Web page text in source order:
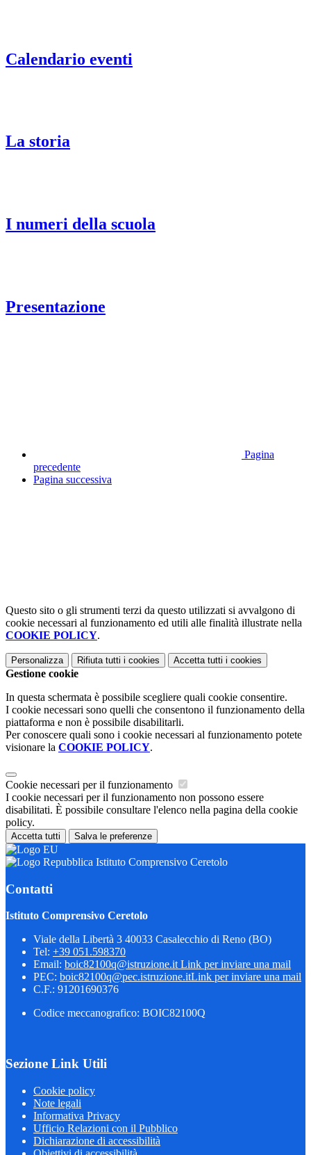
Calendario eventi
La storia
I numeri della scuola
Presentazione
Pagina
precedente
Pagina successiva
Questo sito o gli strumenti terzi da questo utilizzati si avvalgono di
cookie necessari al funzionamento ed utili alle finalità illustrate nella
COOKIE POLICY.
Personalizza Rifiuta tutti i cookies Accetta tutti i cookies
Gestione cookie
In questa schermata è possibile scegliere quali cookie consentire.
I cookie necessari sono quelli che consentono il funzionamento della
piattaforma e non è possibile disabilitarli.
Per conoscere quali sono i cookie necessari al funzionamento potete
visionare la COOKIE POLICY.
Cookie necessari per il funzionamento
I cookie necessari per il funzionamento non possono essere
disabilitati. È possibile consultare l'elenco nella pagina della cookie
policy.
Accetta tutti Salva le preferenze
Istituto Comprensivo Ceretolo
Contatti
Istituto Comprensivo Ceretolo
Viale della Libertà 3 40033 Casalecchio di Reno (BO)
Tel: +39 051.598370
Email: boic82100q@istruzione.it Link per inviare una mail
PEC: boic82100q@pec.istruzione.itLink per inviare una mail
C.F.: 91201690376
Codice meccanografico: BOIC82100Q
Sezione Link Utili
Cookie policy
Note legali
Informativa Privacy
Ufficio Relazioni con il Pubblico
Dichiarazione di accessibilità